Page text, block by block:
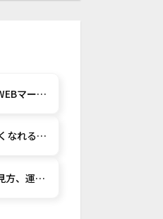
🎥受講者の声：WEBマーケティング講座
🎥WEB集客に強くなれる！Googleアナリティクス４実践セミナー
🎥⑥レポートの見方、運用後のPDCAサイクル【30分】